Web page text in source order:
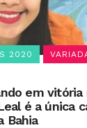
2020
em vitória
é a única
Bahia